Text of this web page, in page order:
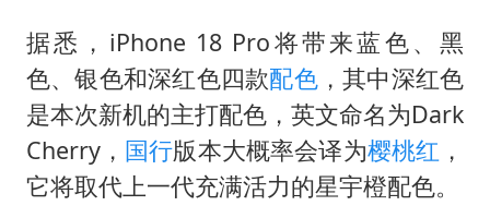
命案逃犯躲进深山21年活得像野人
广岛核爆81周年央视播《奥本海默》
全球百万人“花钱干农活”
DeepSeek投资宇树科技意味什么
东方之约 相约未来
据悉，iPhone 18 Pro将带来蓝色、黑
色、银色和深红色四款配色，其中深红色
是本次新机的主打配色，英文命名为Dark
Cherry， 国行版本大概率会译为樱桃红 ，
它将取代上一代充满活力的星宇橙配色。